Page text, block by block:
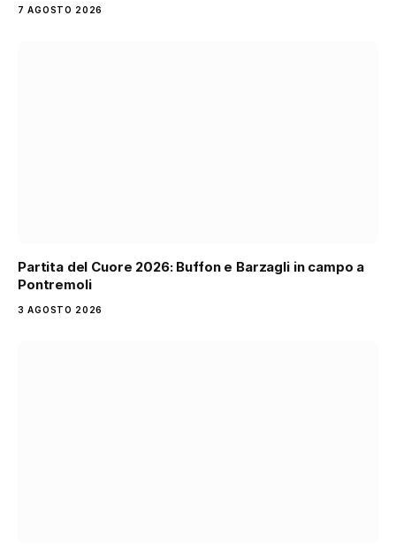
7 AGOSTO 2026
Partita del Cuore 2026: Buffon e Barzagli in campo a
Pontremoli
3 AGOSTO 2026